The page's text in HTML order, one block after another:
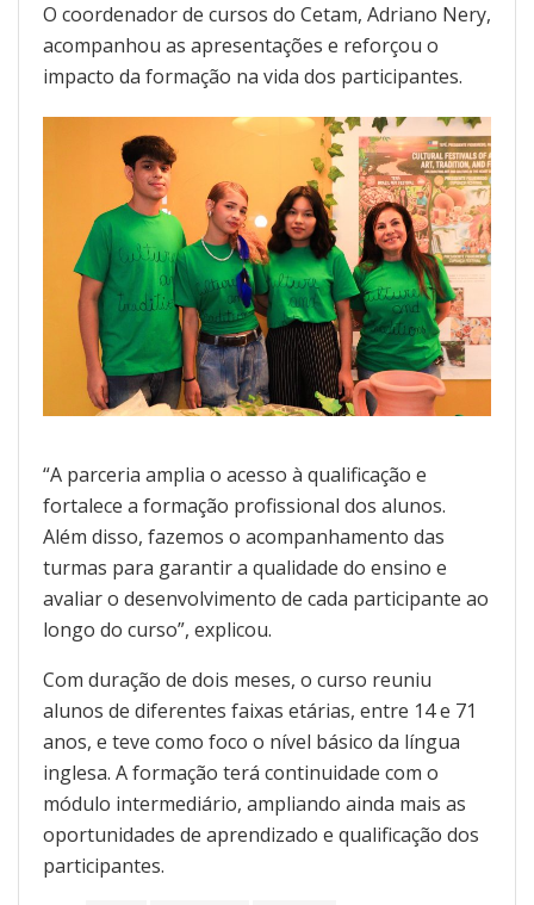
O coordenador de cursos do Cetam, Adriano Nery,
acompanhou as apresentações e reforçou o
impacto da formação na vida dos participantes.
“A parceria amplia o acesso à qualificação e
fortalece a formação profissional dos alunos.
Além disso, fazemos o acompanhamento das
turmas para garantir a qualidade do ensino e
avaliar o desenvolvimento de cada participante ao
longo do curso”, explicou.
Com duração de dois meses, o curso reuniu
alunos de diferentes faixas etárias, entre 14 e 71
anos, e teve como foco o nível básico da língua
inglesa. A formação terá continuidade com o
módulo intermediário, ampliando ainda mais as
oportunidades de aprendizado e qualificação dos
participantes.